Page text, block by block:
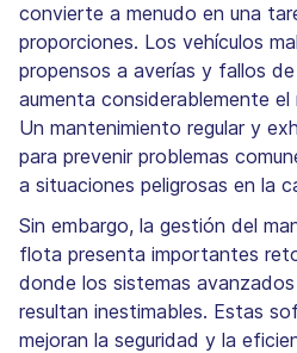
convierte a menudo en una
proporciones. Los vehículos
propensos a averías y fallos
aumenta considerablemente
Un mantenimiento regular y
para prevenir problemas
a situaciones peligrosas en la
Sin embargo, la gestión del
flota presenta importantes
donde los sistemas
resultan inestimables. Estas
mejoran la seguridad y la